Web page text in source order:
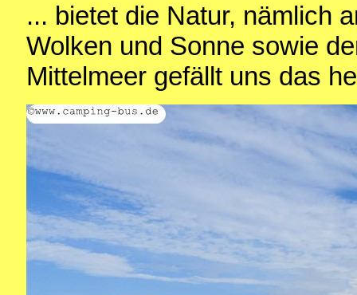
... bietet die Natur, nämlich
Wolken und Sonne sowie
Mittelmeer gefällt uns das